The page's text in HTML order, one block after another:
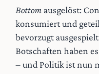
Bottom ausgelöst:
konsumiert und
bevorzugt
Botschaften haben
– und Politik ist nun